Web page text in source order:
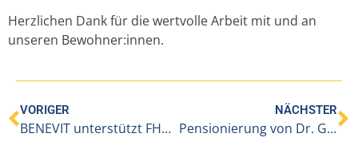
Herzlichen Dank für die wertvolle Arbeit mit und an
unseren Bewohner:innen.
VORIGER
BENEVIT unterstützt FHV-Student:innen mit Praxiswissen
NÄCHSTER
Pensionierung von Dr. Guntram Hinteregger und Übergabe der Wälderpraxis mit neuem Ärzteteam